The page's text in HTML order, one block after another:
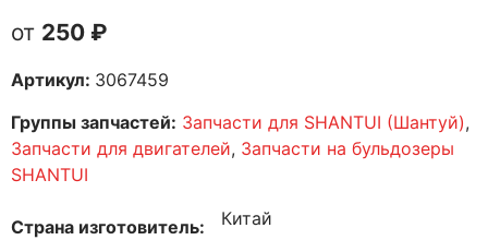
250 ₽
Артикул: 3067459
Группы запчастей: Запчасти для SHANTUI (Шантуй),
Запчасти для двигателей, Запчасти на бульдозеры
SHANTUI
Страна изготовитель Китай